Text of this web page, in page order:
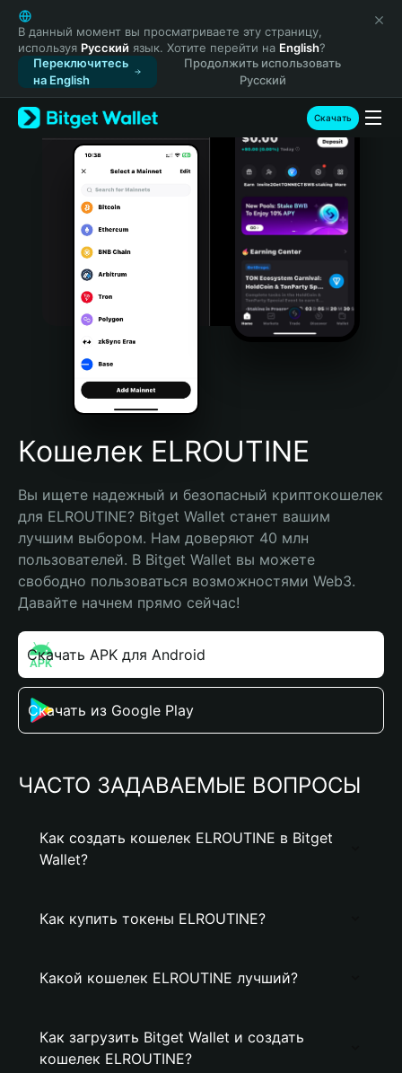
English
日本語
Tiếng Việt
Русский
Español (Latinoamérica)
Türkçe
Italiano
Português (Portugal)
Bahasa Indonesia
Português (Brasil)
Español (Argentina)
В данный момент вы просматриваете эту страницу,
используя Русский язык. Хотите перейти на English?
Переключитесь
на English
Продолжить использовать
Русский
Скачать
Кошелек ELROUTINE
Вы ищете надежный и безопасный криптокошелек
для ELROUTINE? Bitget Wallet станет вашим
лучшим выбором. Нам доверяют 40 млн
пользователей. В Bitget Wallet вы можете
свободно пользоваться возможностями Web3.
Давайте начнем прямо сейчас!
Скачать APK для Android
Скачать из Google Play
ЧАСТО ЗАДАВАЕМЫЕ ВОПРОСЫ
Как создать кошелек ELROUTINE в Bitget
Wallet?
Как купить токены ELROUTINE?
Какой кошелек ELROUTINE лучший?
Как загрузить Bitget Wallet и создать
кошелек ELROUTINE?